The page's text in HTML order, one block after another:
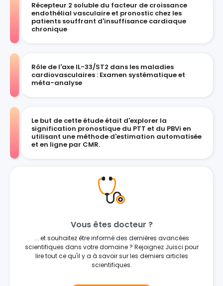
Récepteur 2 soluble du facteur de croissance
endothélial vasculaire et pronostic chez les
patients souffrant d'insuffisance cardiaque
chronique
Rôle de l'axe IL-33/ST2 dans les maladies
cardiovasculaires : Examen systématique et
méta-analyse
Le but de cette étude était d'explorer la
signification pronostique du PTT et du PBVi en
utilisant une méthode d'estimation automatisée
et en ligne par CMR.
Vous êtes docteur ?
... et souhaitez être informé des dernières avancées
scientifiques dans votre domaine ? Rejoignez Juisci pour
lire tout ce qu'il y a à savoir sur les derniers articles
scientifiques.